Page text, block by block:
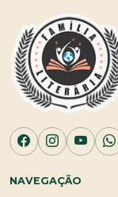
NAVEGAÇÃO